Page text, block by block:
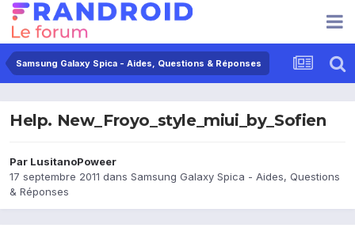
Samsung Galaxy Spica - Aides, Questions & Réponses
Help. New_Froyo_style_miui_by_Sofien
Par LusitanoPoweer
17 septembre 2011 dans Samsung Galaxy Spica - Aides, Questions
& Réponses